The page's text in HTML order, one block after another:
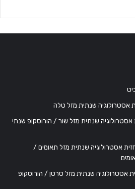
שור / תחזית אסטרולוגיה שנתית מזל שור / הורוסקופ שנתי
/ תחזית אסטרולוגיה שנתית מזל תאומים /
סרטן / תחזית אסטרולוגיה שנתית מזל סרטן / הורוסקופ